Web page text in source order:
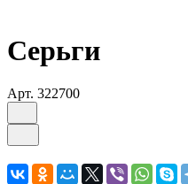
Серьги
Арт. 322700